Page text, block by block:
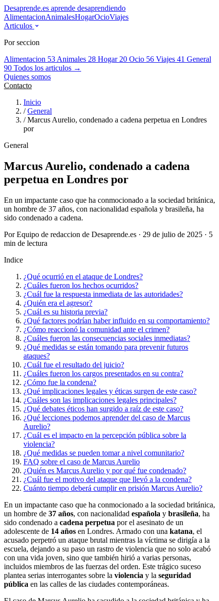
Desaprende.es aprende desaprendiendo
AlimentacionAnimalesHogarOcioViajes
Articulos
Por seccion
Alimentacion 53 Animales 28 Hogar 20 Ocio 56 Viajes 41 General
90 Todos los articulos →
Quienes somos
Contacto
Inicio
/ General
/ Marcus Aurelio, condenado a cadena perpetua en Londres
por
General
Marcus Aurelio, condenado a cadena
perpetua en Londres por
En un impactante caso que ha conmocionado a la sociedad británica,
un hombre de 37 años, con nacionalidad española y brasileña, ha
sido condenado a cadena.
Por Equipo de redaccion de Desaprende.es · 29 de julio de 2025 · 5
min de lectura
Indice
¿Qué ocurrió en el ataque de Londres?
¿Cuáles fueron los hechos ocurridos?
¿Cuál fue la respuesta inmediata de las autoridades?
¿Quién era el agresor?
¿Cuál es su historia previa?
¿Qué factores podrían haber influido en su comportamiento?
¿Cómo reaccionó la comunidad ante el crimen?
¿Cuáles fueron las consecuencias sociales inmediatas?
¿Qué medidas se están tomando para prevenir futuros
ataques?
¿Cuál fue el resultado del juicio?
¿Cuáles fueron los cargos presentados en su contra?
¿Cómo fue la condena?
¿Qué implicaciones legales y éticas surgen de este caso?
¿Cuáles son las implicaciones legales principales?
¿Qué debates éticos han surgido a raíz de este caso?
¿Qué lecciones podemos aprender del caso de Marcus
Aurelio?
¿Cuál es el impacto en la percepción pública sobre la
violencia?
¿Qué medidas se pueden tomar a nivel comunitario?
FAQ sobre el caso de Marcus Aurelio
¿Quién es Marcus Aurelio y por qué fue condenado?
¿Cuál fue el motivo del ataque que llevó a la condena?
Cuánto tiempo deberá cumplir en prisión Marcus Aurelio?
En un impactante caso que ha conmocionado a la sociedad británica,
un hombre de 37 años, con nacionalidad española y brasileña, ha
sido condenado a cadena perpetua por el asesinato de un
adolescente de 14 años en Londres. Armado con una katana, el
acusado perpetró un ataque brutal mientras la víctima se dirigía a la
escuela, dejando a su paso un rastro de violencia que no solo acabó
con una vida joven, sino que también hirió a varias personas,
incluidos miembros de las fuerzas del orden. Este trágico suceso
plantea serias interrogantes sobre la violencia y la seguridad
pública en las calles de las ciudades contemporáneas.